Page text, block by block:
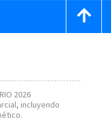
2026
incluyendo